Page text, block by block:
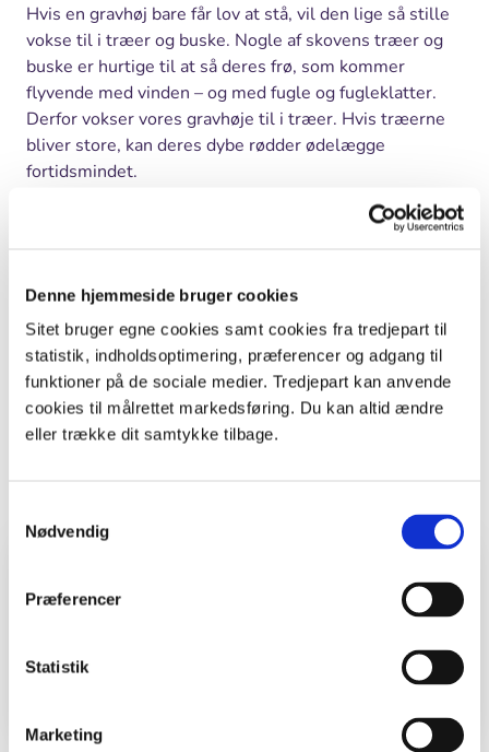
Denne hjemmeside bruger cookies
Sitet bruger egne cookies samt cookies fra tredjepart til
statistik, indholdsoptimering, præferencer og adgang til
funktioner på de sociale medier. Tredjepart kan anvende
cookies til målrettet markedsføring. Du kan altid ændre
eller trække dit samtykke tilbage.
Nødvendig
Præferencer
Statistik
Marketing
Hvis en gravhøj bare får lov at stå, vil den lige så stille
vokse til i træer og buske. Nogle af skovens træer og
buske er hurtige til at så deres frø, som kommer
flyvende med vinden – og med fugle og fugleklatter.
Derfor vokser vores gravhøje til i træer. Hvis træerne
bliver store, kan deres dybe rødder ødelægge
fortidsmindet.
I kan hjælpe med at bevare nogle af de gravhøje, som
kræfter.
I skal have lov til at pleje gravhøjen af kommunen - og I
skal have en naturvejleder eller en anden natur-klog
person med, så I plejer på den rigtige måde.
Sted